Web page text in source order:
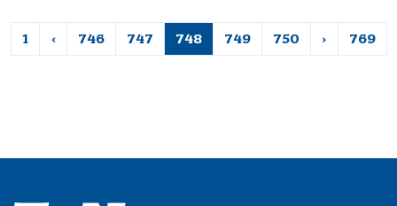
1 ‹ 746 747 748 749 750 › 769